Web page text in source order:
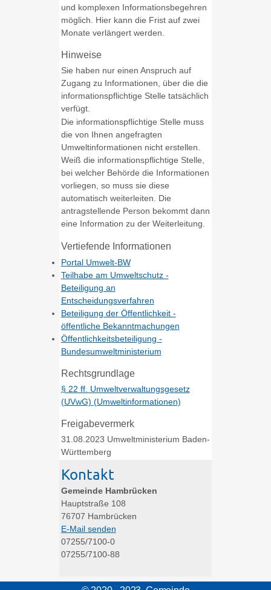
und komplexen Informationsbegehren
möglich. Hier kann die Frist auf zwei
Monate verlängert werden.
Hinweise
Sie haben nur einen Anspruch auf
Zugang zu Informationen, über die die
informationspflichtige Stelle tatsächlich
verfügt.
Die informationspflichtige Stelle muss
die von Ihnen angefragten
Umweltinformationen nicht erstellen.
Weiß die informationspflichtige Stelle,
bei welcher Behörde die Informationen
vorliegen, so muss sie diese
automatisch weiterleiten. Die
antragstellende Person bekommt dann
eine Information zu der Weiterleitung.
Vertiefende Informationen
Portal Umwelt-BW
Teilhabe am Umweltschutz -
Beteiligung an
Entscheidungsverfahren
Beteiligung der Öffentlichkeit -
öffentliche Bekanntmachungen
Öffentlichkeitsbeteiligung -
Bundesumweltministerium
Rechtsgrundlage
§ 22 ff. Umweltverwaltungsgesetz
(UVwG) (Umweltinformationen)
Freigabevermerk
31.08.2023 Umweltministerium Baden-
Württemberg
Kontakt
Gemeinde Hambrücken
Hauptstraße 108
76707 Hambrücken
E-Mail senden
07255/7100-0
07255/7100-88